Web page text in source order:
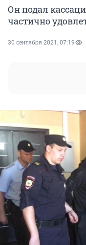
Он подал
частично
30 сентября 2021, 07:19